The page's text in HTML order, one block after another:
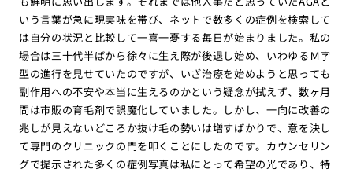
いう言葉が急に現実味を帯び、ネットで数多くの症例を検索して
は自分の状況と比較して一喜一憂する毎日が始まりました。私の
場合は三十代半ばから徐々に生え際が後退し始め、いわゆるＭ字
型の進行を見せていたのですが、いざ治療を始めようと思っても
副作用への不安や本当に生えるのかという疑念が拭えず、数ヶ月
間は市販の育毛剤で誤魔化していました。しかし、一向に改善の
兆しが見えないどころか抜け毛の勢いは増すばかりで、意を決し
て専門のクリニックの門を叩くことにしたのです。カウンセリン
グで提示された多くの症例写真は私にとって希望の光であり、特